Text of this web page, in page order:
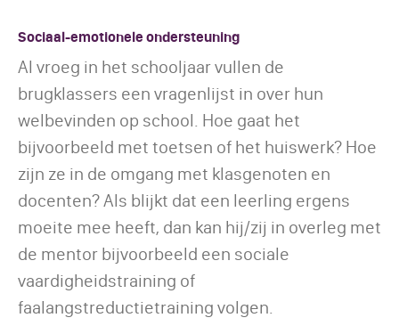
Sociaal-emotionele ondersteuning
Al vroeg in het schooljaar vullen de
brugklassers een vragenlijst in over hun
welbevinden op school. Hoe gaat het
bijvoorbeeld met toetsen of het huiswerk? Hoe
zijn ze in de omgang met klasgenoten en
docenten? Als blijkt dat een leerling ergens
moeite mee heeft, dan kan hij/zij in overleg met
de mentor bijvoorbeeld een sociale
vaardigheidstraining of
faalangstreductietraining volgen.